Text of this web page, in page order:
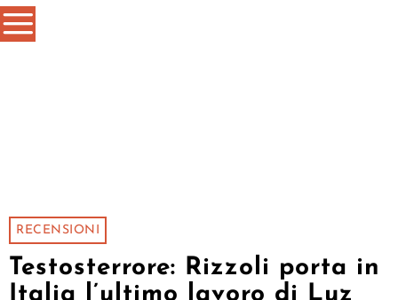
RECENSIONI
Testosterrore: Rizzoli porta in
Italia l’ultimo lavoro di Luz